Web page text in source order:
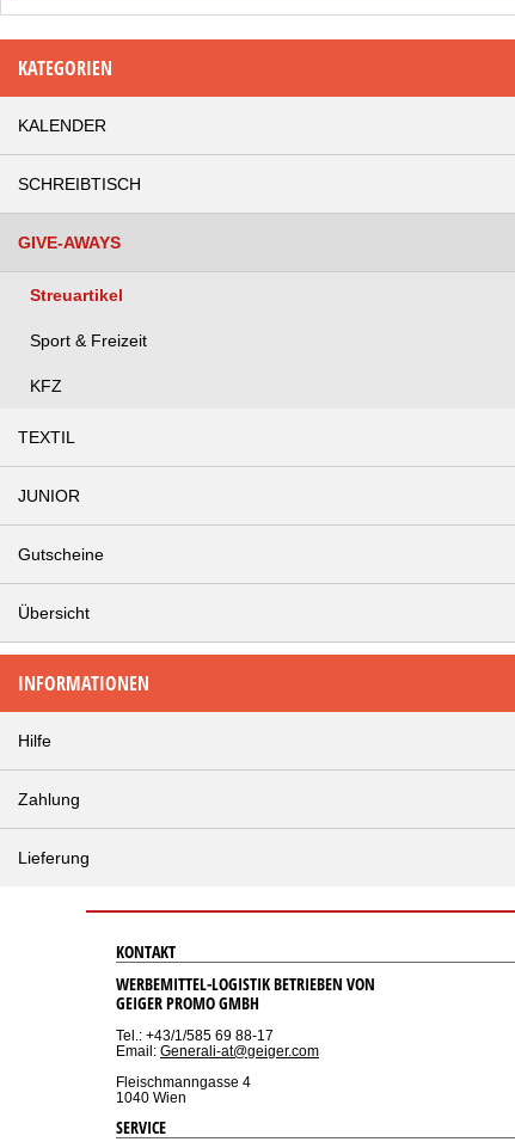
KATEGORIEN
KALENDER
SCHREIBTISCH
GIVE-AWAYS
Streuartikel
Sport & Freizeit
KFZ
TEXTIL
JUNIOR
Gutscheine
Übersicht
INFORMATIONEN
Hilfe
Zahlung
Lieferung
KONTAKT
WERBEMITTEL-LOGISTIK BETRIEBEN VON
GEIGER PROMO GMBH
Tel.: +43/1/585 69 88-17
Email: Generali-at@geiger.com
Fleischmanngasse 4
1040 Wien
SERVICE